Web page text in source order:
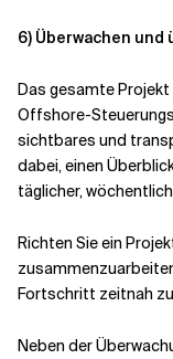
6) Überwachen und
Das gesamte
Offshore-
sichtbares und
dabei, einen
täglicher,
Richten Sie ein
Fortschritt zeitnah
Neben der